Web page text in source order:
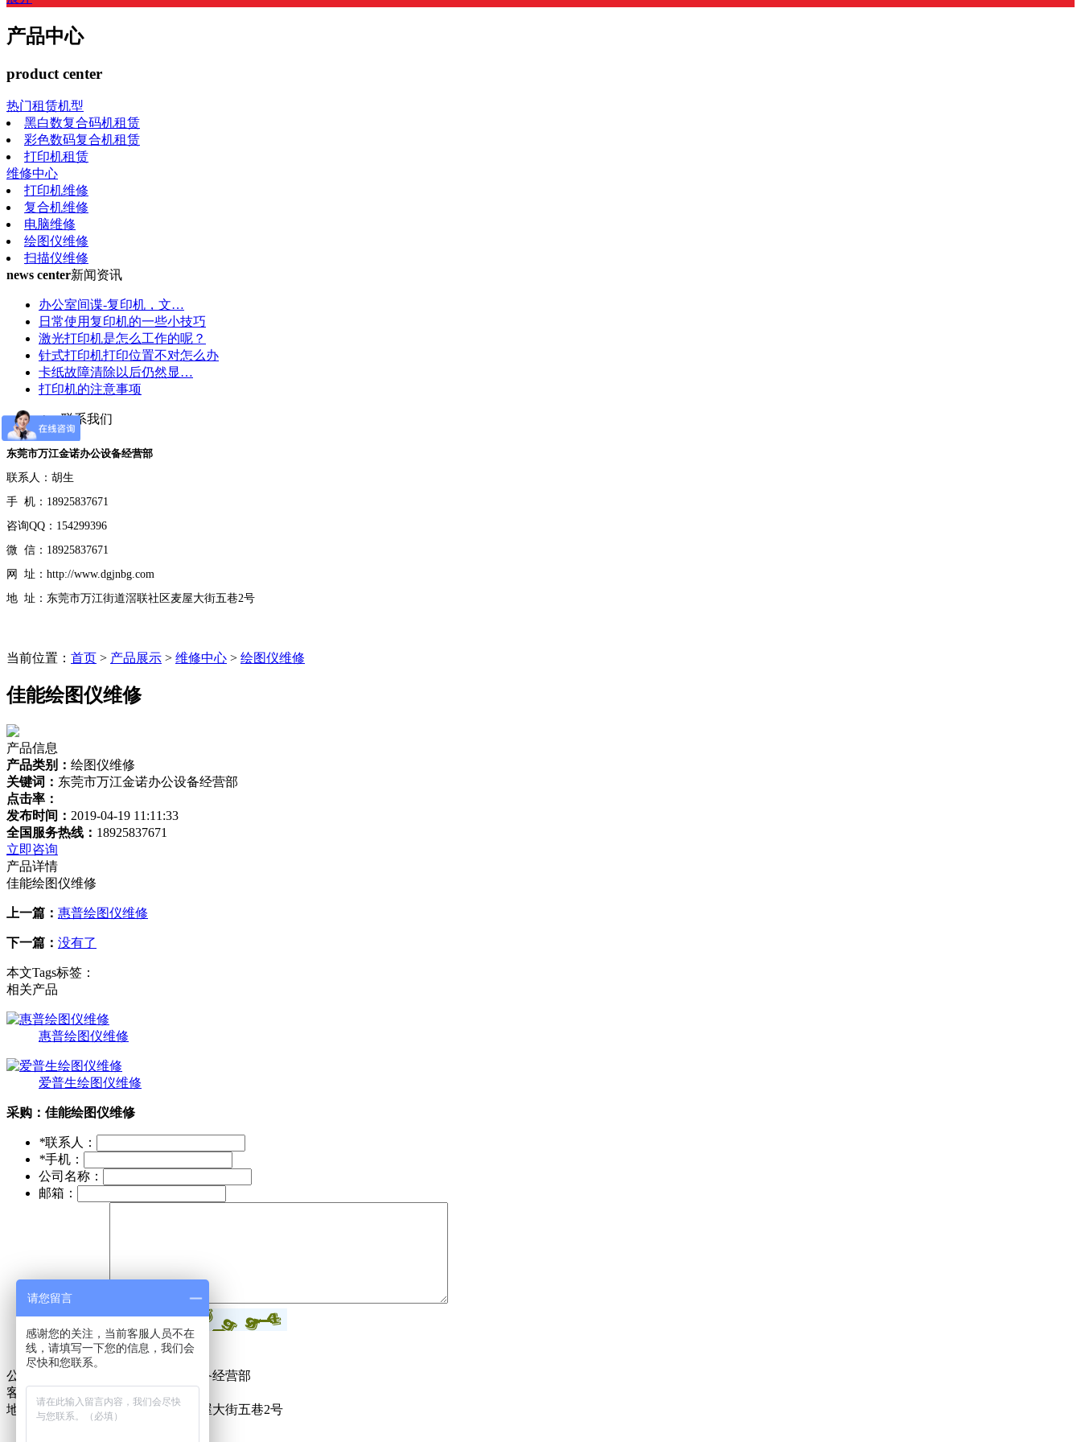
产品中心
product center
热门租赁机型
黑白数复合码机租赁
彩色数码复合机租赁
打印机租赁
维修中心
打印机维修
复合机维修
电脑维修
绘图仪维修
扫描仪维修
news center新闻资讯
办公室间谍-复印机，文…
日常使用复印机的一些小技巧
激光打印机是怎么工作的呢？
针式打印机打印位置不对怎么办
卡纸故障清除以后仍然显…
打印机的注意事项
contact us联系我们
东莞市万江金诺办公设备经营部
联系人：胡生
手 机：18925837671
咨询QQ：154299396
微 信：18925837671
网 址：http://www.dgjnbg.com
地 址：东莞市万江街道滘联社区麦屋大街五巷2号
当前位置： 首页 > 产品展示 > 维修中心 > 绘图仪维修
佳能绘图仪维修
产品信息
产品类别： 绘图仪维修
关键词： 东莞市万江金诺办公设备经营部
点击率：
发布时间： 2019-04-19 11:11:33
全国服务热线： 18925837671
立即咨询
产品详情
佳能绘图仪维修
上一篇： 惠普绘图仪维修
下一篇： 没有了
本文Tags标签：
相关产品
惠普绘图仪维修
爱普生绘图仪维修
采购： 佳能绘图仪维修
*联系人：
*手机：
公司名称：
邮箱：
*采购意向：
*验证码：
公司名称：东莞市万江金诺办公设备经营部
客服电话：18925837671
地址：东莞市万江街道滘联社区麦屋大街五巷2号
请您留言
感谢您的关注，当前客服人员不在
线，请填写一下您的信息，我们会
尽快和您联系。